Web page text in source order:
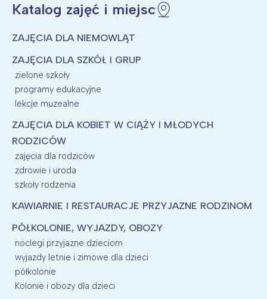
Katalog zajęć i miejsc
ZAJĘCIA DLA NIEMOWLĄT
ZAJĘCIA DLA SZKÓŁ I GRUP
zielone szkoły
programy edukacyjne
lekcje muzealne
ZAJĘCIA DLA KOBIET W CIĄŻY I MŁODYCH
RODZICÓW
zajęcia dla rodziców
zdrowie i uroda
szkoły rodzenia
KAWIARNIE I RESTAURACJE PRZYJAZNE RODZINOM
PÓŁKOLONIE, WYJAZDY, OBOZY
noclegi przyjazne dzieciom
wyjazdy letnie i zimowe dla dzieci
półkolonie
Kolonie i obozy dla dzieci